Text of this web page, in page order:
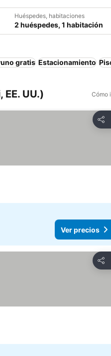
Huéspedes, habitaciones
2 huéspedes, 1 habitación
gratis Estacionamiento
UU.) Cómo
Ver precios